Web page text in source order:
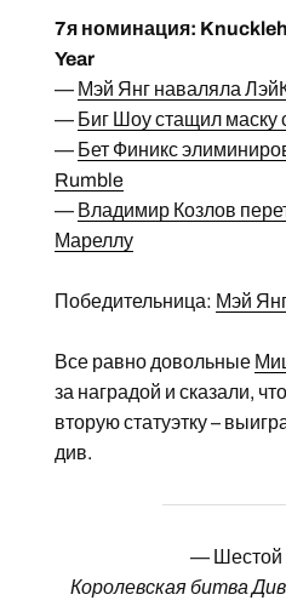
7я номинация:
Year
— Мэй Янг наваляла
— Биг Шоу стащил маску
— Бет Финикс
Rumble
— Владимир Козлов
Мареллу
Победительница: Мэй
Все равно довольные
за наградой и сказали,
вторую статуэтку –
див.
— Шестой
Королевская битва